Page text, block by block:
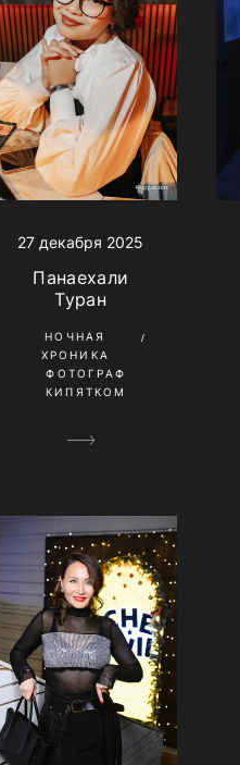
27 декабря 2025
Панаехали
Туран
НОЧНАЯ
ХРОНИКА
ФОТОГРАФ
КИПЯТКОМ